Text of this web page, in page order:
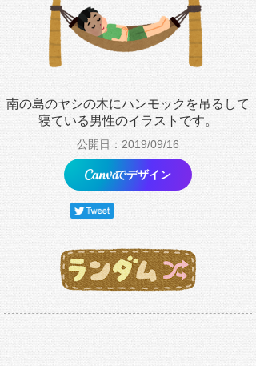
南の島のヤシの木にハンモックを吊るして
寝ている男性のイラストです。
公開日：2019/09/16
でデザイン